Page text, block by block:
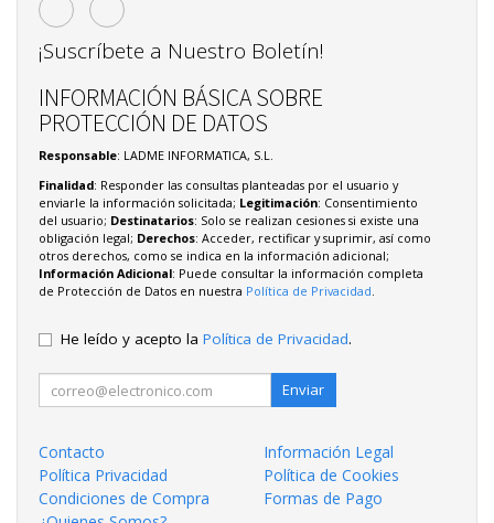
¡Suscríbete a Nuestro Boletín!
INFORMACIÓN BÁSICA SOBRE
PROTECCIÓN DE DATOS
Responsable: LADME INFORMATICA, S.L.
Finalidad: Responder las consultas planteadas por el usuario y
enviarle la información solicitada; Legitimación: Consentimiento
del usuario; Destinatarios: Solo se realizan cesiones si existe una
obligación legal; Derechos: Acceder, rectificar y suprimir, así como
otros derechos, como se indica en la información adicional;
Información Adicional: Puede consultar la información completa
de Protección de Datos en nuestra Política de Privacidad
He leído y acepto la Política de Privacidad.
Enviar
Contacto
Información Legal
Política Privacidad
Política de Cookies
Condiciones de Compra
Formas de Pago